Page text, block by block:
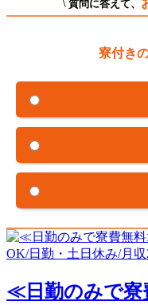
\ 質問に答えて、
寮付き
≪日勤のみで寮